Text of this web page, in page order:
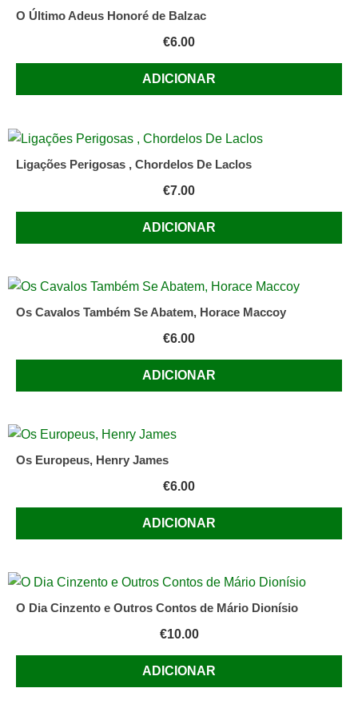
O Último Adeus Honoré de Balzac
€6.00
ADICIONAR
Ligações Perigosas , Chordelos De Laclos
€7.00
ADICIONAR
Os Cavalos Também Se Abatem, Horace Maccoy
€6.00
ADICIONAR
Os Europeus, Henry James
€6.00
ADICIONAR
O Dia Cinzento e Outros Contos de Mário Dionísio
€10.00
ADICIONAR